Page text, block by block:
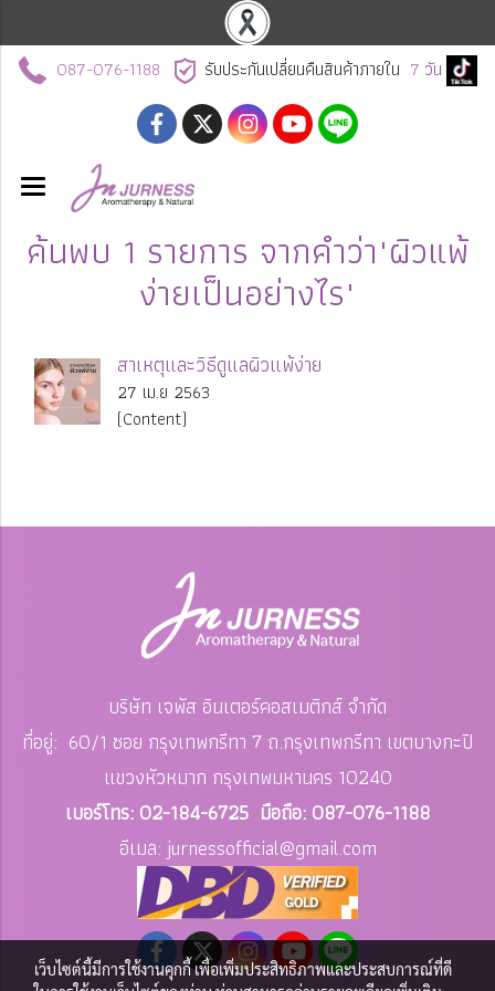
087-076-1188 รับประกันเปลี่ยนคืนสินค้าภายใน 7 วัน
ค้นพบ 1 รายการ จากคำว่า"ผิวแพ้
ง่ายเป็นอย่างไร"
สาเหตุและวิธีดูแลผิวแพ้ง่าย
27 เม.ย 2563
(Content)
บริษัท เจพัส อินเตอร์คอสเมติกส์ จำกัด
ที่อยู่: 60/1 ซอย กรุงเทพกรีทา 7 ถ.กรุงเทพกรีทา เขตบางกะปิ
แขวงหัวหมาก กรุงเทพมหานคร 10240
เบอร์โทร: 02-184-6725 มือถือ: 087-076-1188
อีเมล: jurnessofficial@gmail.com
เว็บไซต์นี้มีการใช้งานคุกกี้ เพื่อเพิ่มประสิทธิภาพและประสบการณ์ที่ดี